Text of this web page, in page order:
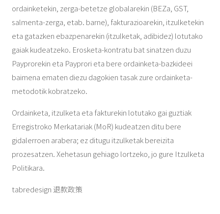
ordainketekin, zerga-betetze globalarekin (BEZa, GST,
salmenta-zerga, etab. barne), fakturazioarekin, itzulketekin
eta gatazken ebazpenarekin (itzulketak, adibidez) lotutako
gaiak kudeatzeko. Erosketa-kontratu bat sinatzen duzu
Payprorekin eta Payprori eta bere ordainketa-bazkideei
baimena ematen diezu dagokien tasak zure ordainketa-
metodotik kobratzeko.
Ordainketa, itzulketa eta fakturekin lotutako gai guztiak
Erregistroko Merkatariak (MoR) kudeatzen ditu bere
gidalerroen arabera; ez ditugu itzulketak bereizita
prozesatzen. Xehetasun gehiago lortzeko, jo gure Itzulketa
Politikara.
tabredesign 退款政策